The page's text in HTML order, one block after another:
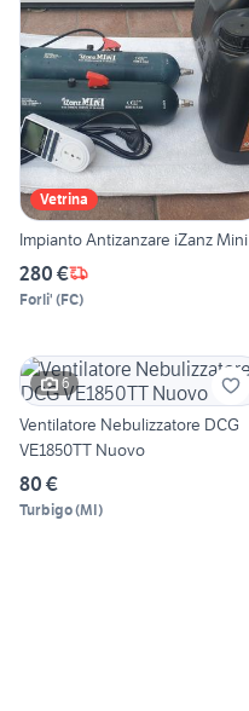
Vetrina
Impianto Antizanzare iZanz Mini
280 €
Forli' (FC)
6
Ventilatore Nebulizzatore DCG
VE1850TT Nuovo
80 €
Turbigo(MI)